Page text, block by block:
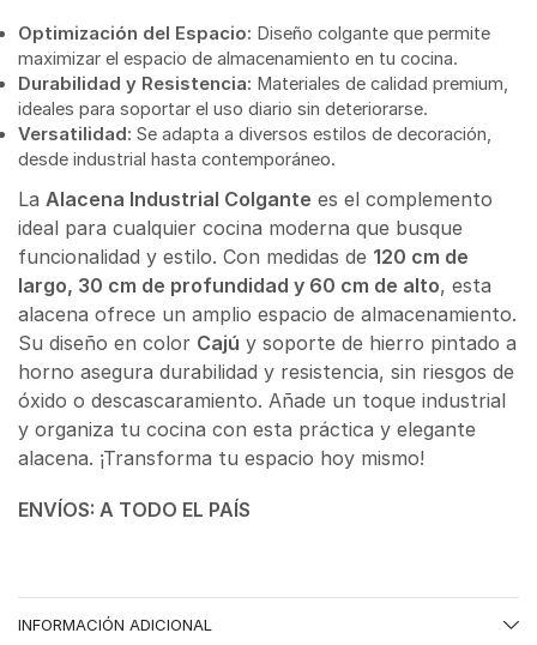
Optimización del Espacio: Diseño colgante que permite
maximizar el espacio de almacenamiento en tu cocina.
Durabilidad y Resistencia: Materiales de calidad premium,
ideales para soportar el uso diario sin deteriorarse.
Versatilidad: Se adapta a diversos estilos de decoración,
desde industrial hasta contemporáneo.
La Alacena Industrial Colgante es el complemento
ideal para cualquier cocina moderna que busque
funcionalidad y estilo. Con medidas de 120 cm de
largo, 30 cm de profundidad y 60 cm de alto, esta
alacena ofrece un amplio espacio de almacenamiento.
Su diseño en color Cajú y soporte de hierro pintado a
horno asegura durabilidad y resistencia, sin riesgos de
óxido o descascaramiento. Añade un toque industrial
y organiza tu cocina con esta práctica y elegante
alacena. ¡Transforma tu espacio hoy mismo!
ENVÍOS: A TODO EL PAÍS
INFORMACIÓN ADICIONAL